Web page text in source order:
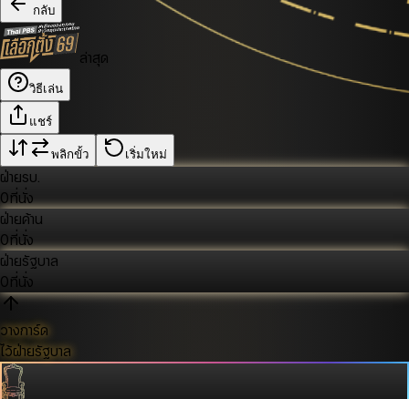
กลับ
ล่าสุด
วิธีเล่น
แชร์
พลิกขั้ว เริ่มใหม่
ฝ่ายรบ.
0ที่นั่ง
ฝ่ายค้าน
0ที่นั่ง
ฝ่ายรัฐบาล
0ที่นั่ง
วางการ์ด
ไว้ฝ่ายรัฐบาล